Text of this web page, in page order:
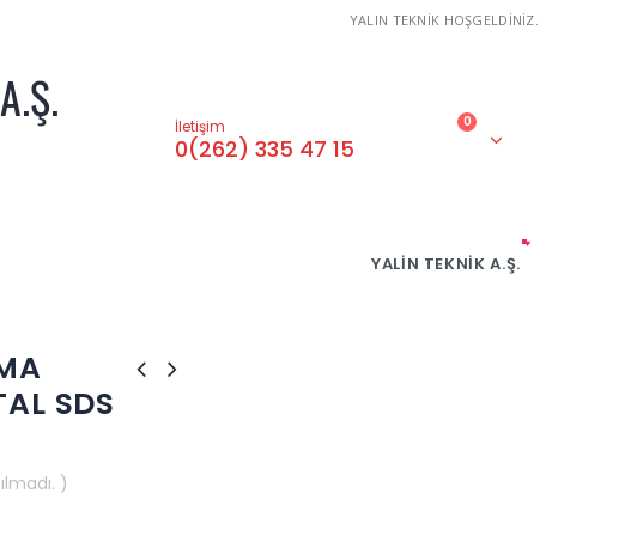
YALIN TEKNİK HOŞGELDİNİZ.
İletişim
0(262) 335 47 15
0
YALIN TEKNIK A.Ş.
SDS
)